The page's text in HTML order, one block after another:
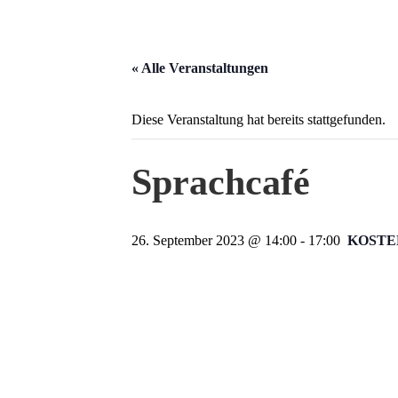
« Alle Veranstaltungen
Diese Veranstaltung hat bereits stattgefunden.
Sprachcafé
26. September 2023 @ 14:00 - 17:00